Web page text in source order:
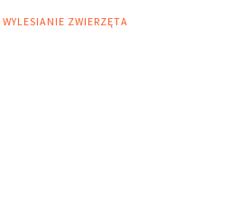
WYLESIANIE ZWIERZĘTA